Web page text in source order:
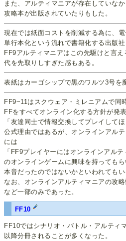
また、アルティマニアが存在していな
攻略本が出版されていたりもした。
現在では紙面コストを削減する為に、
単行本化という流れで書籍化する出版社
FF9アルティマニアはこの先駆けと言
代を先取りしすぎた感もある。
表紙はカーゴシップで黒のワルツ3号を
FF9~11はスクウェア・ミレニアムで同
FFをすべてオンライン化する方針が発
「友達同士で情報交換してプレイして
公式理由ではあるが、オンラインアル
には
「FF9プレイヤーにはオンラインアル
のオンラインゲームに興味を持っても
本音だったのではないかといわれてもい
なお、オンラインアルティマニアの攻
など一部のみであった。
FF10
FF10ではシナリオ・バトル・アルティ
以降分冊されることが多くなった。